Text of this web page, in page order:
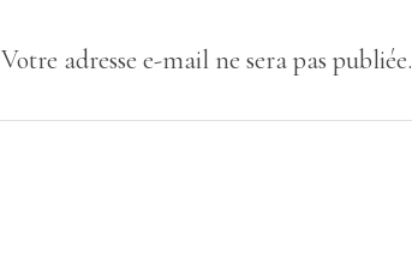
Votre adresse e-mail ne sera pas publiée.